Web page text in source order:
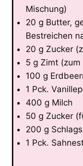
Mischung)
20 g Butter,
Bestreichen
20 g Zucker
5 g Zimt (zum
100 g
1 Pck.
400 g Milch
50 g Zucker
200 g
1 Pck.